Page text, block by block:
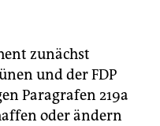
zunächst
und der FDP
Paragrafen 219a
oder ändern